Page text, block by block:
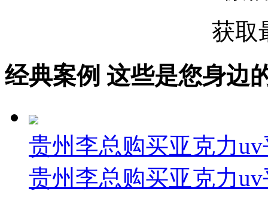
获取
经典案例 这些是您身边
贵州李总购买亚克力
贵州李总购买亚克力